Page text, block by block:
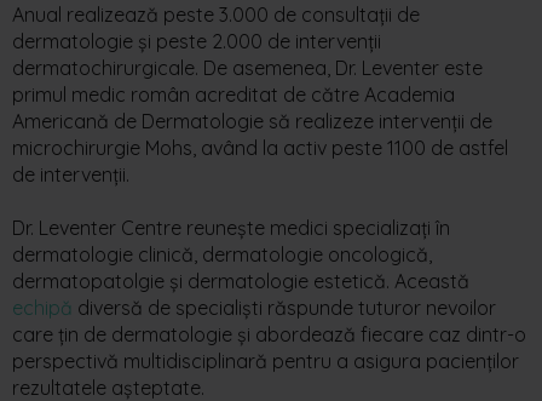
Anual realizează peste 3.000 de consultații de
dermatologie și peste 2.000 de intervenții
dermatochirurgicale. De asemenea, Dr. Leventer este
primul medic român acreditat de către Academia
Americană de Dermatologie să realizeze intervenții de
microchirurgie Mohs, având la activ peste 1100 de astfel
de intervenții.
Dr. Leventer Centre reunește medici specializați în
dermatologie clinică, dermatologie oncologică,
dermatopatolgie și dermatologie estetică. Această
echipă diversă de specialiști răspunde tuturor nevoilor
care țin de dermatologie și abordează fiecare caz dintr-o
perspectivă multidisciplinară pentru a asigura pacienților
rezultatele așteptate.